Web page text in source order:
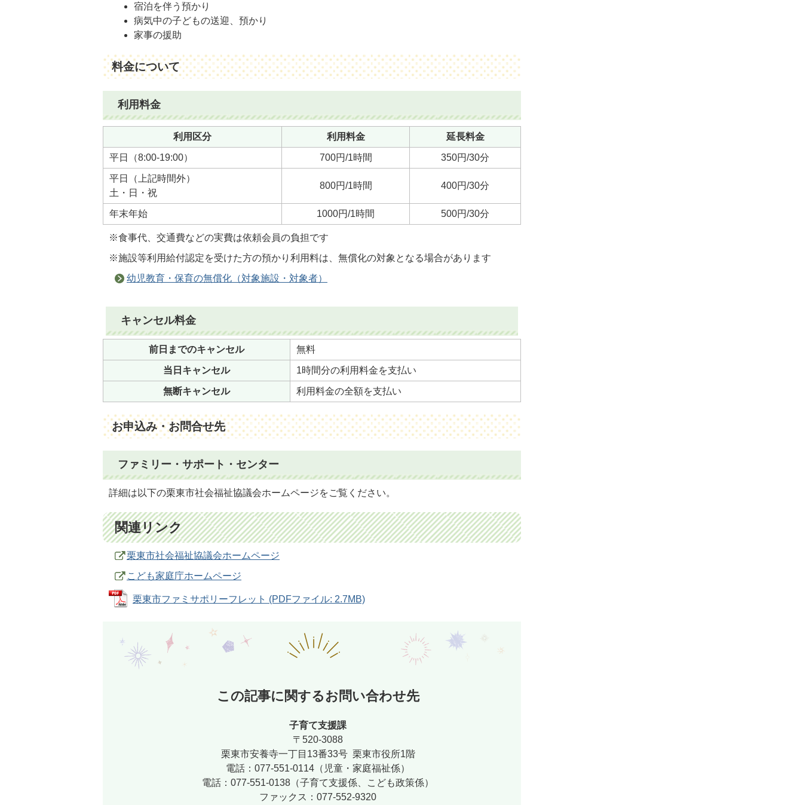
宿泊を伴う預かり
病気中の子どもの送迎、預かり
家事の援助
料金について
利用料金
利用区分 利用料金 延長料金
平日（8:00-19:00） 700円/1時間 350円/30分
平日（上記時間外）
土・日・祝
800円/1時間 400円/30分
年末年始 1000円/1時間 500円/30分
※食事代、交通費などの実費は依頼会員の負担です
※施設等利用給付認定を受けた方の預かり利用料は、無償化の対象となる場合があります
幼児教育・保育の無償化（対象施設・対象者）
キャンセル料金
前日までのキャンセル 無料
当日キャンセル 1時間分の利用料金を支払い
無断キャンセル 利用料金の全額を支払い
お申込み・お問合せ先
ファミリー・サポート・センター
詳細は以下の栗東市社会福祉協議会ホームページをご覧ください。
関連リンク
栗東市社会福祉協議会ホームページ
こども家庭庁ホームページ
栗東市ファミサポリーフレット (PDFファイル: 2.7MB)
この記事に関するお問い合わせ先
子育て支援課
〒520-3088
栗東市安養寺一丁目13番33号 栗東市役所1階
電話：077-551-0114（児童・家庭福祉係）
電話：077-551-0138（子育て支援係、こども政策係）
ファックス：077-552-9320